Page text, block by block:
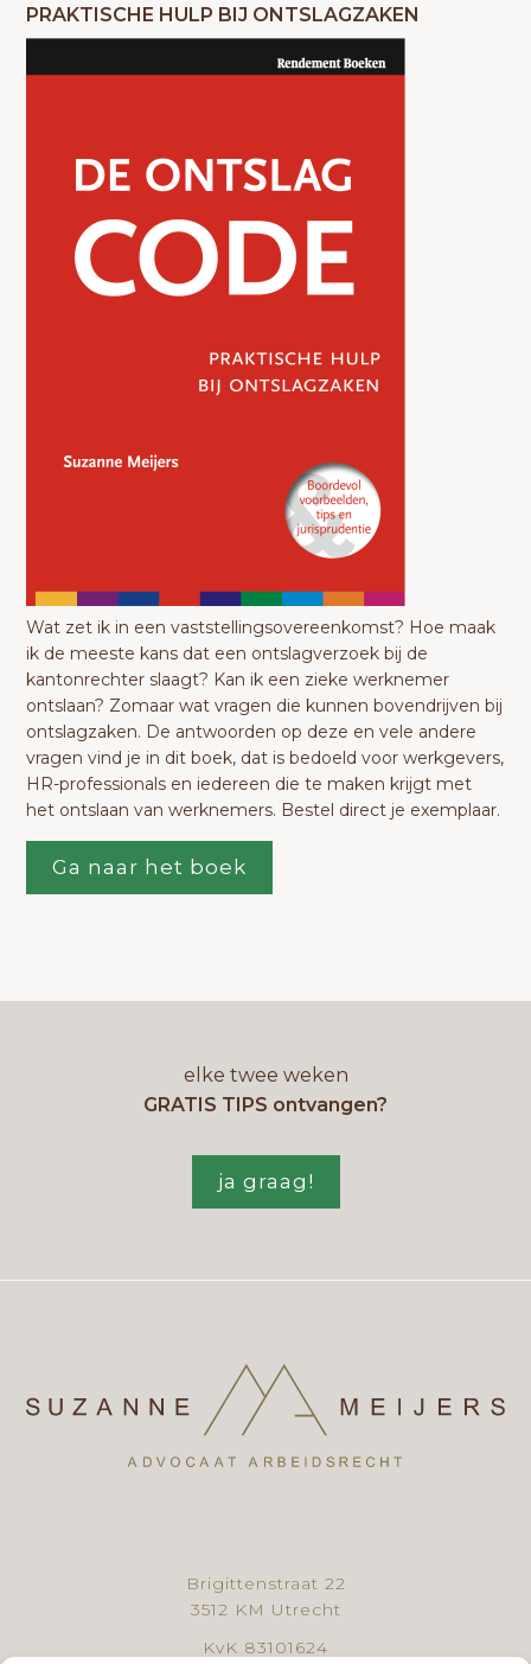
PRAKTISCHE HULP BIJ ONTSLAGZAKEN
Wat zet ik in een vaststellingsovereenkomst? Hoe maak
ik de meeste kans dat een ontslagverzoek bij de
kantonrechter slaagt? Kan ik een zieke werknemer
ontslaan? Zomaar wat vragen die kunnen bovendrijven bij
ontslagzaken. De antwoorden op deze en vele andere
vragen vind je in dit boek, dat is bedoeld voor werkgevers,
HR-professionals en iedereen die te maken krijgt met
het ontslaan van werknemers. Bestel direct je exemplaar.
Ga naar het boek
elke twee weken
GRATIS TIPS ontvangen?
ja graag!
Brigittenstraat 22
3512 KM Utrecht
KvK 83101624